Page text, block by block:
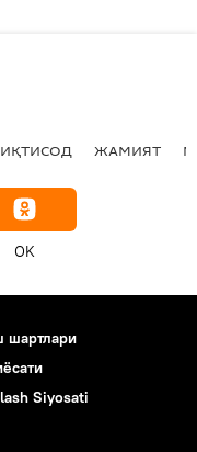
ИҚТИСОД ЖАМИЯТ
OK
шартлари
Siyosati